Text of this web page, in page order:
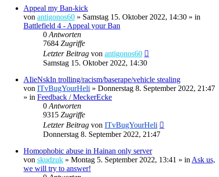
Appeal my Ban-kick
von antigonos60 » Samstag 15. Oktober 2022, 14:30 » in
Battlefield 4 - Appeal your Ban
0 Antworten
7684 Zugriffe
Letzter Beitrag von antigonos60
Samstag 15. Oktober 2022, 14:30
AIieNskIn trolling/racism/baserape/vehicle stealing
von ITvBugYourHeli » Donnerstag 8. September 2022, 21:47
» in Feedback / MeckerEcke
0 Antworten
9315 Zugriffe
Letzter Beitrag von ITvBugYourHeli
Donnerstag 8. September 2022, 21:47
Homophobic abuse in Hainan only server
von skudzuk » Montag 5. September 2022, 13:41 » in Ask us,
we will try to answer!